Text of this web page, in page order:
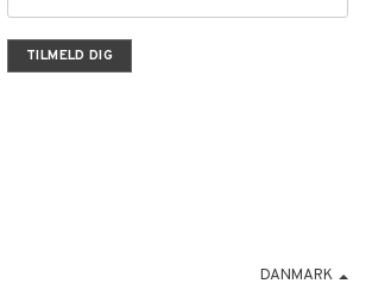
DANMARK